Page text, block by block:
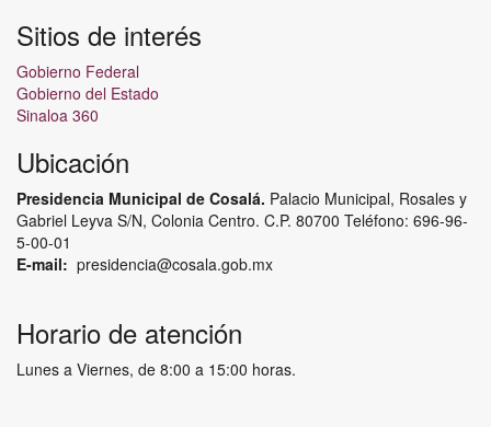
Sitios de interés
Gobierno Federal
Gobierno del Estado
Sinaloa 360
Ubicación
Presidencia Municipal de Cosalá. Palacio Municipal, Rosales y
Gabriel Leyva S/N, Colonia Centro. C.P. 80700 Teléfono: 696-96-
5-00-01
E-mail: presidencia@cosala.gob.mx
Horario de atención
Lunes a Viernes, de 8:00 a 15:00 horas.